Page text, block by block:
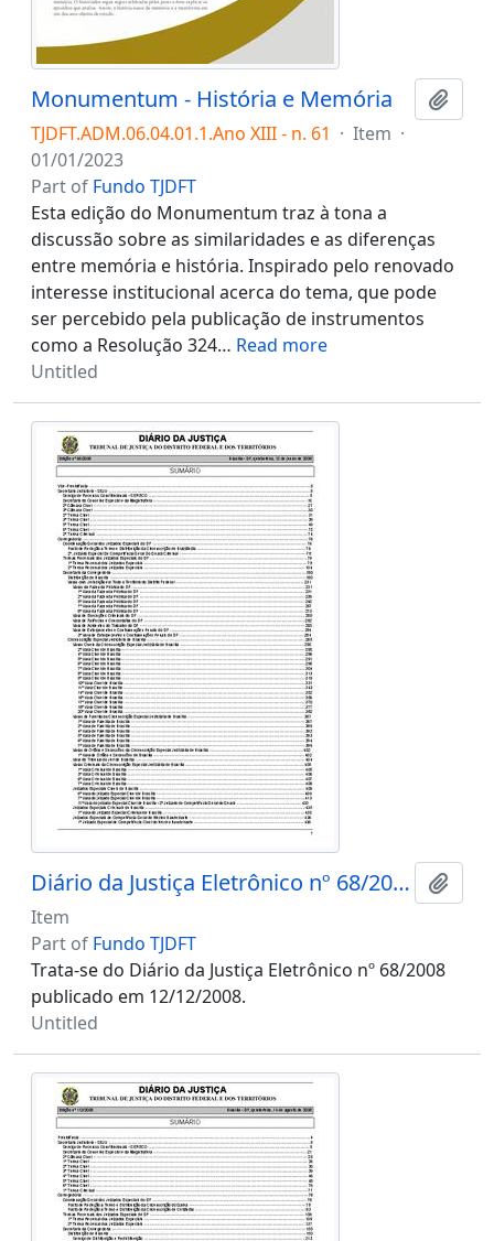
Monumentum - História e Memória
TJDFT.ADM.06.04.01.1.Ano XIII - n. 61 · Item ·
01/01/2023
Part of Fundo TJDFT
Esta edição do Monumentum traz à tona a
discussão sobre as similaridades e as diferenças
entre memória e história. Inspirado pelo renovado
interesse institucional acerca do tema, que pode
ser percebido pela publicação de instrumentos
como a Resolução 324… Read more
Untitled
Diário da Justiça Eletrônico nº 68/2008
Item
Part of Fundo TJDFT
Trata-se do Diário da Justiça Eletrônico nº 68/2008
publicado em 12/12/2008.
Untitled